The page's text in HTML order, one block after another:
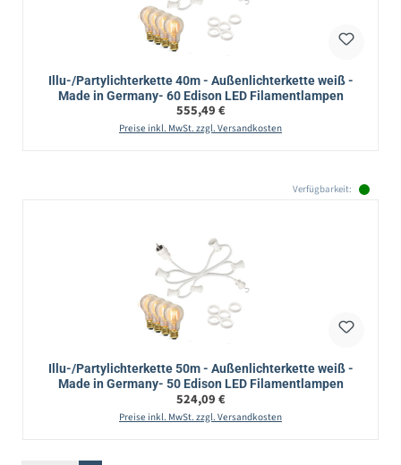
Illu-/Partylichterkette 40m - Außenlichterkette weiß -
Made in Germany- 60 Edison LED Filamentlampen
Regulärer Preis:
555,49 €
Preise inkl. MwSt. zzgl. Versandkosten
Verfügbarkeit:
Illu-/Partylichterkette 50m - Außenlichterkette weiß -
Made in Germany- 50 Edison LED Filamentlampen
Regulärer Preis:
524,09 €
Preise inkl. MwSt. zzgl. Versandkosten